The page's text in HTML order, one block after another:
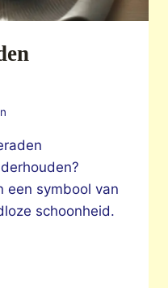
een symbool van
schoonheid.